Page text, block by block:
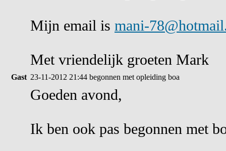
Mijn email is mani-
Met vriendelijk groeten Mark
Gast 23-11-2012 21:44 begonnen met opleiding boa
Goeden avond,
Ik ben ook pas begonnen met